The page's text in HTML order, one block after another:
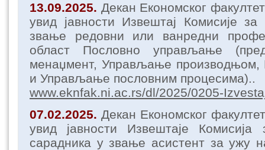
13.09.2025. Декан Економског
увид јавности Извештај Комисије
звање редовни или ванредни
област Пословно управљање
менаџмент, Управљање производњом,
и Управљање пословним процесима)..
www.eknfak.ni.ac.rs/dl/2025/0205-
07.02.2025. Декан Економског
увид јавности Извештаје
сарадника у звање асистент за ужу